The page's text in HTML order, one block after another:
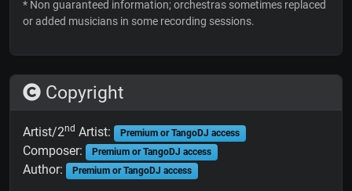
* Non guaranteed information; orchestras sometimes replaced
or added musicians in some recording sessions.
Copyright
Artist/2nd Artist: Premium or TangoDJ access
Composer: Premium or TangoDJ access
Author: Premium or TangoDJ access